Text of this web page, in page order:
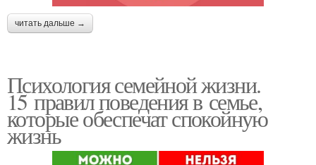
читать дальше →
Психология семейной жизни.
15 правил поведения в семье,
которые обеспечат спокойную
жизнь